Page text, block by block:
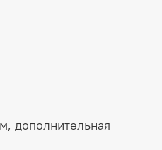
и функциональность.
ваших полотенец,
Полотенцедержатель
RP-80004 изготовлен из
обеспечивающей его
Хромированная
дополнительная